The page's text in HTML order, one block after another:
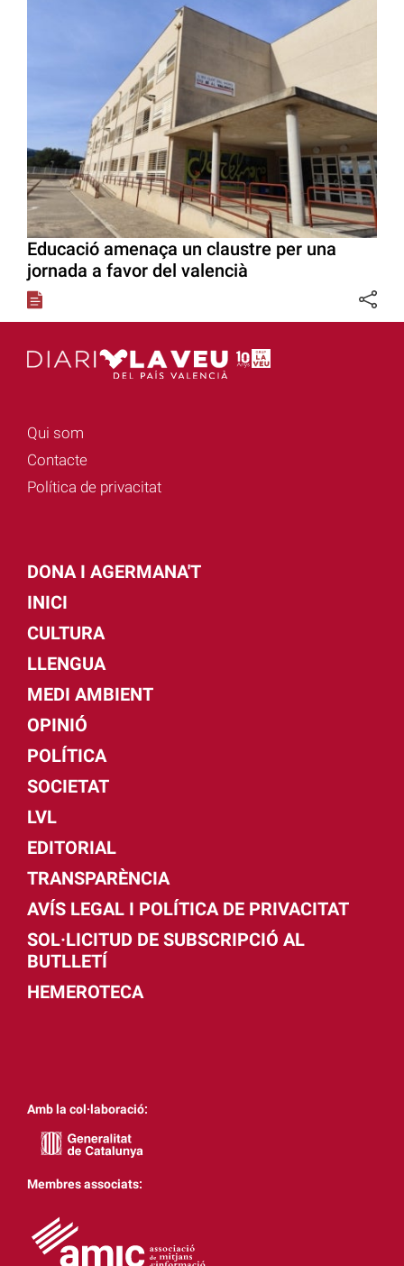
Educació amenaça un claustre per una
jornada a favor del valencià
Qui som
Contacte
Política de privacitat
DONA I AGERMANA'T
INICI
CULTURA
LLENGUA
MEDI AMBIENT
OPINIÓ
POLÍTICA
SOCIETAT
LVL
EDITORIAL
TRANSPARÈNCIA
AVÍS LEGAL I POLÍTICA DE PRIVACITAT
SOL·LICITUD DE SUBSCRIPCIÓ AL
BUTLLETÍ
HEMEROTECA
Amb la col·laboració:
Membres associats: